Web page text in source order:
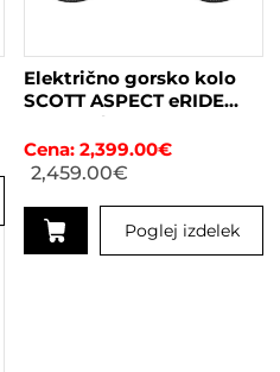
Električno gorsko kolo
SCOTT ASPECT eRIDE
920 modra
2,399.00€
2,459.00€
Poglej izdelek